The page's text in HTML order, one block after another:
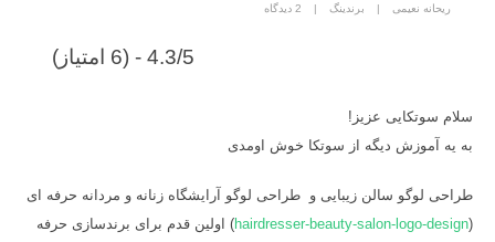
ریحانه نعیمی برندینگ 2 دیدگاه
4.3/5 - (6 امتیاز)
سلام سوتکایی عزیز!
به یه آموزش دیگه از سوتکا خوش اومدی
طراحی لوگو سالن زیبایی و طراحی لوگو آرایشگاه زنانه و مردانه حرفه ای
(
hairdresser-beauty-salon-logo-design) اولین قدم برای برندسازی حرفه